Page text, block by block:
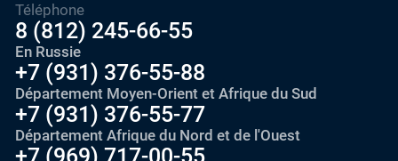
Téléphone
8 (812) 245-66-55
En Russie
+7 (931) 376-55-88
Département Moyen-Orient et Afrique du Sud
+7 (931) 376-55-77
Département Afrique du Nord et de l'Ouest